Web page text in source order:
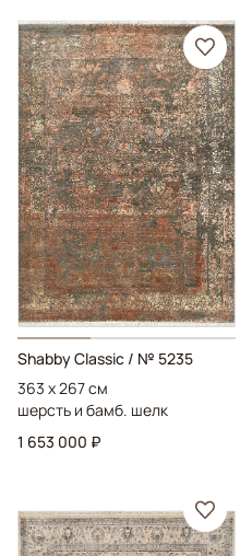
Shabby Classic / № 5235
363 x 267 см
шерсть и бамб. шелк
1 653 000 ₽